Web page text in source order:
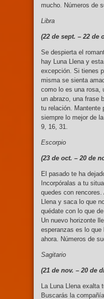
mucho. Números de
Libra
(22 de sept. – 22 de
Se despierta el
hay Luna Llena y
excepción. Si tienes
misma se sienta
como lo es una rosa,
un abrazo, una frase
tu relación. Mantente
siempre lo mejor de
9, 16, 31.
Escorpio
(23 de oct. – 20 de
El pasado te ha
Incorpóralas a tu
quedes con
Llena y saca lo que
quédate con lo que
Un nuevo horizonte
esperanzas es lo
ahora. Números de
Sagitario
(21 de nov. – 20 de
La Luna Llena exalta
Buscarás la